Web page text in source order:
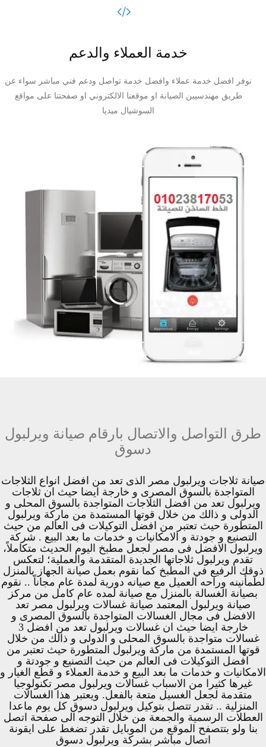
خدمة العملاء والدعم
نوفر افضل خدمة عملاء وافضل خدمة تواصل ودعم فني مباشر سواء عن
طريق مهندسيين الصيانة او موقعنا الالكتروني او صفحتنا على مواقع
السوشيال ميديا
طرق التواصل والاتصال بارقام صيانة ويرلبول
دسوق
صيانة ثلاجات ويرلبول مصر الذى تعد من افضل انواع الثلاجات
المتواجدة بالسوق المصرى و خارجة ايضا حيث ان ثلاجات
ويرلبول تعد من افضل الثلاجات المتواجدة بالسوق المحلى و
الدولى و ذالك من خلال قوتها المستمدة من ماركة ويرلبول
المتطورة حيث تعتبر من افضل التوكيلات فى العالم من حيث
التصنيع و جودتة و الامكانيات و خدمات ما بعد البيع . شركة
ويرلبول الافضل فى مصر لجعل مطبخ اليوم الحديث متكاملاً،
تقدم ويرلبول ثلاجاتها الجديدة المتقدمة والعملية؛ لتعكس
ذوقك الرفيع في المطبخ كما نقوم بعمل صيانة الجهاز بالمنزل
لطمأنينه وراحه العميل مع صيانه دورية لمدة عام مجاناً .. نقوم
بصيانة الغسالة بالمنزل مع صيانة لمده عام كامل من مركز
صيانة ويرلبول المعتمد صيانة غسالات ويرلبول مصر تعد
الافضل فى مجال الغسالات المتواجدة بالسوق المصرى و
خارجة ايضا حيث ان غسالات ويرلبول تعد من افضل 3
غسالات متواجدة بالسوق المحلى و الدولى و ذالك من خلال
قوتها المستمدة من ماركة ويرلبول المتطورة حيث تعتبر من
افضل التوكيلات فى العالم من حيث التصنيع و جودتة و
الامكانيات و خدمات ما بعد البيع و خدمة العملاء و قطع الغيار و
غيرها كثيرا من الاسباب غسالات ويرلبول مصر تكنولوجيا
متقدمة لجعل الغسيل متعة بالفعل. ويعتبر هذا الغسالات
المنزلية .. تقدر تتصل بتوكيل ويرلبول دسوق كل يوم ماعدا
العطلات الرسمية والجمعة من خلال التوجه الى صفحة اتصل
بنا ولو بتتصفح الموقع من الموبايل تقدر تضغط على ايقونة
اتصال مباشر بشركة ويرلبول دسوق